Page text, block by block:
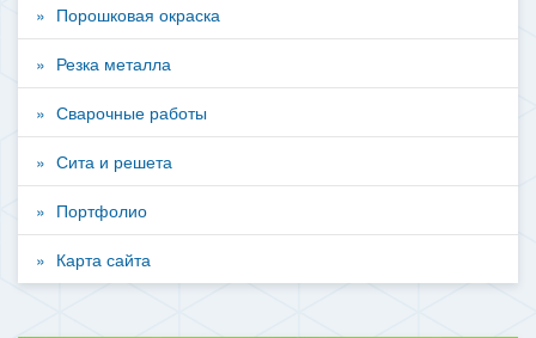
Порошковая окраска
Резка металла
Сварочные работы
Сита и решета
Портфолио
Карта сайта